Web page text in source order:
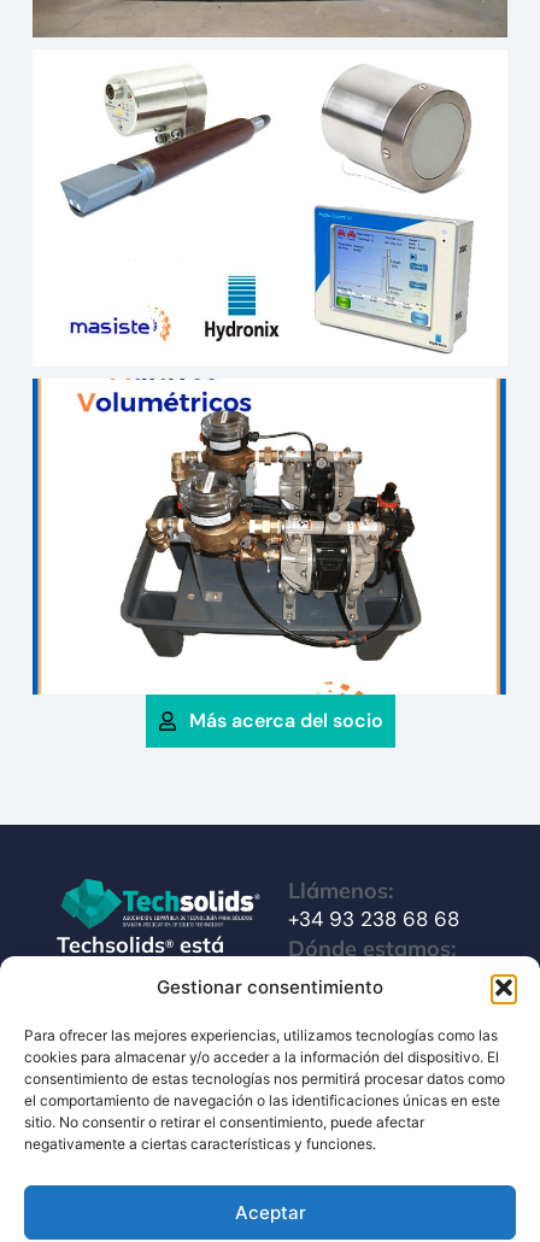
Gestionar consentimiento
Para ofrecer las mejores experiencias, utilizamos tecnologías como las
cookies para almacenar y/o acceder a la información del dispositivo. El
consentimiento de estas tecnologías nos permitirá procesar datos como
el comportamiento de navegación o las identificaciones únicas en este
sitio. No consentir o retirar el consentimiento, puede afectar
negativamente a ciertas características y funciones.
Aceptar
Más acerca del socio
Techsolids®está
formado por las
integran toda la
tecnología y los
servicios para el
procesamiento de
materiales
granulados y
Llámenos:
+34 93 238 68 68
Dónde estamos:
C/ Francisco Giner,
08012 Barcelona
Escríbanos:
info@techsolids.com
Síganos en redes
sociales